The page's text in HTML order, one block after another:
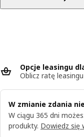
Opcje leasingu
Oblicz ratę
W zmianie zdania
W ciągu 365 dni
produkty. Dowiedz się